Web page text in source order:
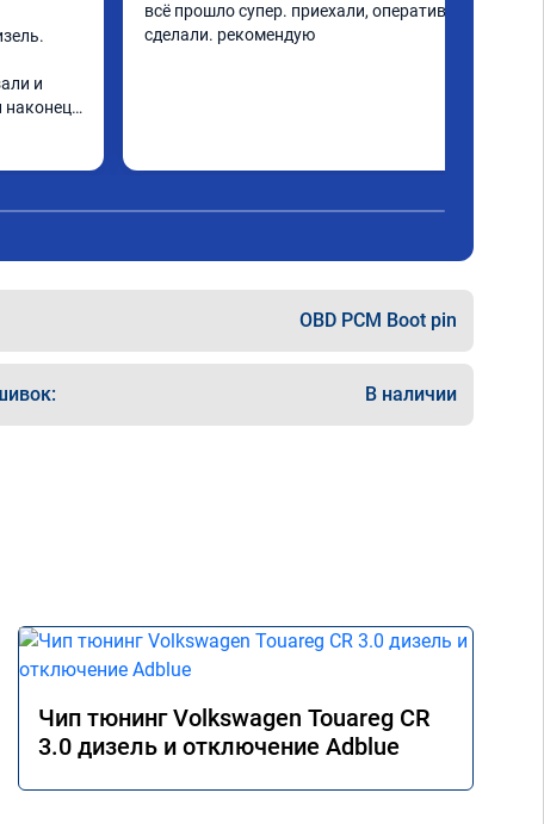
и
наконец-
всё прошло супер. приехали, оперативно
сделали. рекомендую
OBD PCM Boot pin
В наличии
Чип тюнинг Volkswagen Touareg CR
3.0 дизель и отключение Adblue